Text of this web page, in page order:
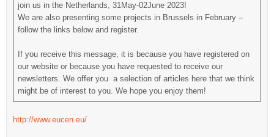
join us in the Netherlands, 31May-02June 2023!
We are also presenting some projects in Brussels in February –
follow the links below and register.
If you receive this message, it is because you have registered on
our website or because you have requested to receive our
newsletters. We offer you a selection of articles here that we think
might be of interest to you. We hope you enjoy them!
http://www.eucen.eu/